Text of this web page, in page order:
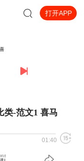
打开APP
类-范文1 喜马
01:40